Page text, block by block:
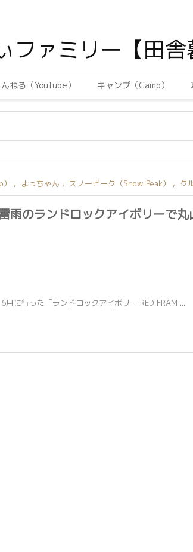
ファミリー【田
ねる（YouTube） キャンプ（Camp）
, よっちゃん , スノーピーク（Snow Peak） , ク
雨のランドロックアイボリーで
に行った「ランドロックアイボリー RED FRAM ...